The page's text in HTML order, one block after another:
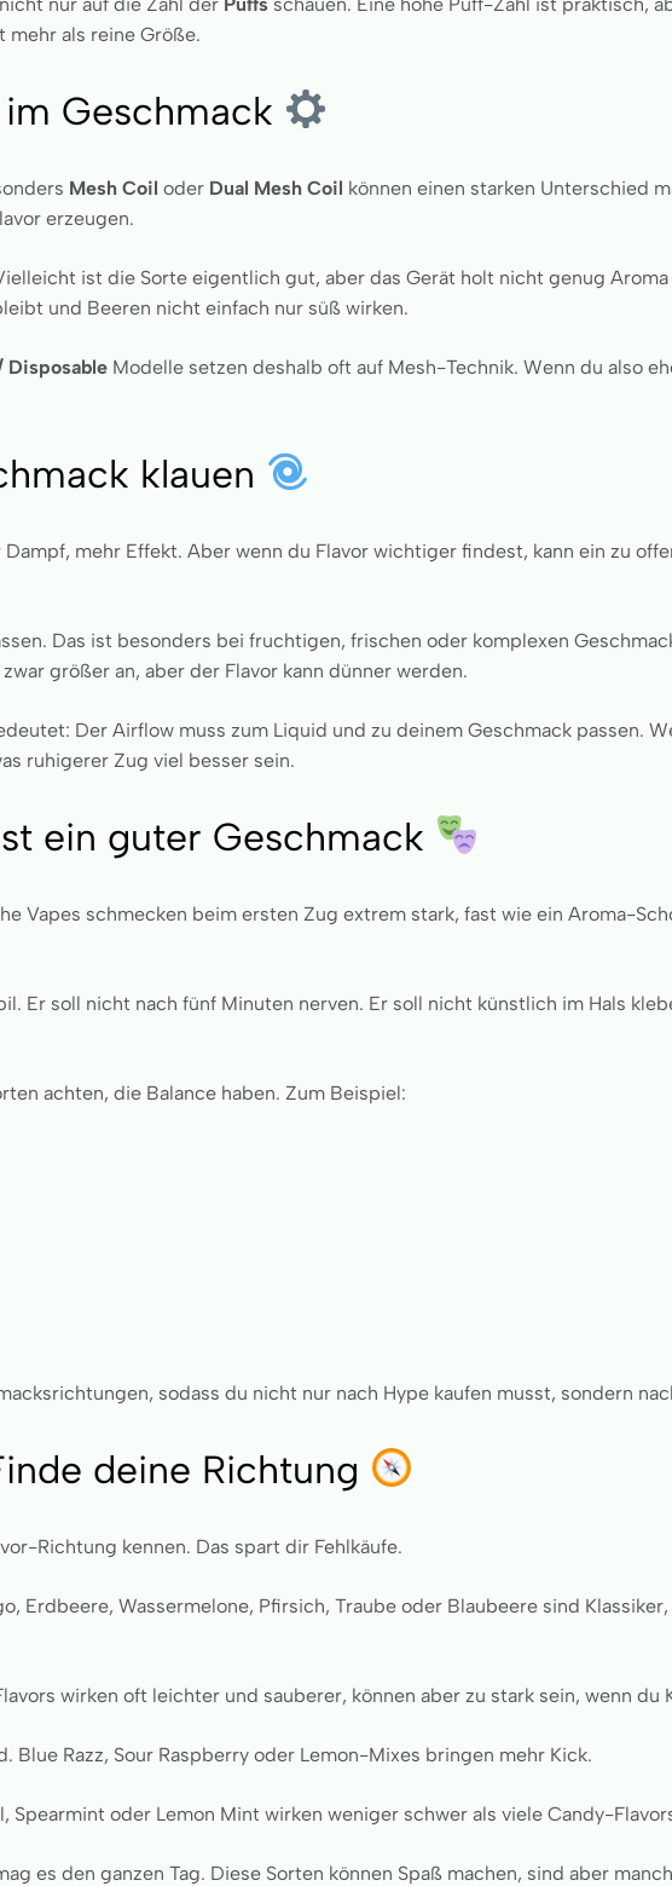
als reine Größe.
Geschmack
Mesh Coil oder Dual Mesh Coil können einen starken Unterschied
erzeugen.
ist die Sorte eigentlich gut, aber das Gerät holt nicht genug
und Beeren nicht einfach nur süß wirken.
Disposable Modelle setzen deshalb oft auf Mesh-Technik. Wenn du also
klauen
mehr Effekt. Aber wenn du Flavor wichtiger findest, kann ein zu
Das ist besonders bei fruchtigen, frischen oder komplexen
größer an, aber der Flavor kann dünner werden.
Der Airflow muss zum Liquid und zu deinem Geschmack passen.
ruhigerer Zug viel besser sein.
ein guter Geschmack
Vapes schmecken beim ersten Zug extrem stark, fast wie ein Aroma-
Er soll nicht nach fünf Minuten nerven. Er soll nicht künstlich im Hals
achten, die Balance haben. Zum Beispiel:
sodass du nicht nur nach Hype kaufen musst, sondern
deine Richtung
Richtung kennen. Das spart dir Fehlkäufe.
Erdbeere, Wassermelone, Pfirsich, Traube oder Blaubeere sind
wirken oft leichter und sauberer, können aber zu stark sein, wenn du
Razz, Sour Raspberry oder Lemon-Mixes bringen mehr Kick.
oder Lemon Mint wirken weniger schwer als viele Candy-
es den ganzen Tag. Diese Sorten können Spaß machen, sind aber